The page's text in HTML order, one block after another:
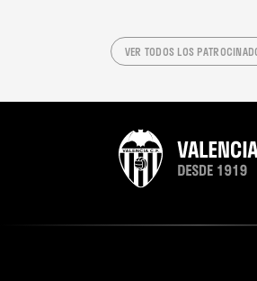
VER TODOS LOS